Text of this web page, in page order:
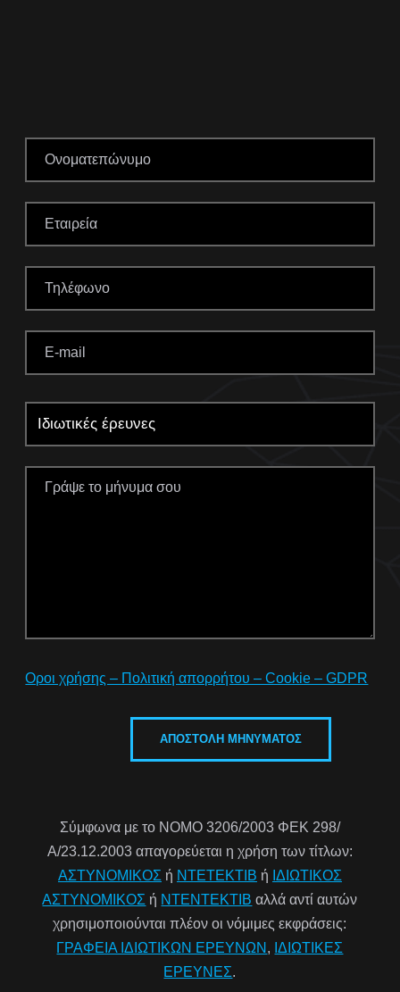
Οροι χρήσης – Πολιτική απορρήτου – Cookie – GDPR
Σύμφωνα με το ΝΟΜΟ 3206/2003 ΦΕΚ 298/
Α/23.12.2003 απαγορεύεται η χρήση των τίτλων:
ΑΣΤΥΝΟΜΙΚΟΣ ή ΝΤΕΤΕΚΤΙΒ ή ΙΔΙΩΤΙΚΟΣ
ΑΣΤΥΝΟΜΙΚΟΣ ή ΝΤΕΝΤΕΚΤΙΒ αλλά αντί αυτών
χρησιμοποιούνται πλέον οι νόμιμες εκφράσεις:
ΓΡΑΦΕΙΑ ΙΔΙΩΤΙΚΩΝ ΕΡΕΥΝΩΝ , ΙΔΙΩΤΙΚΕΣ
ΕΡΕΥΝΕΣ.